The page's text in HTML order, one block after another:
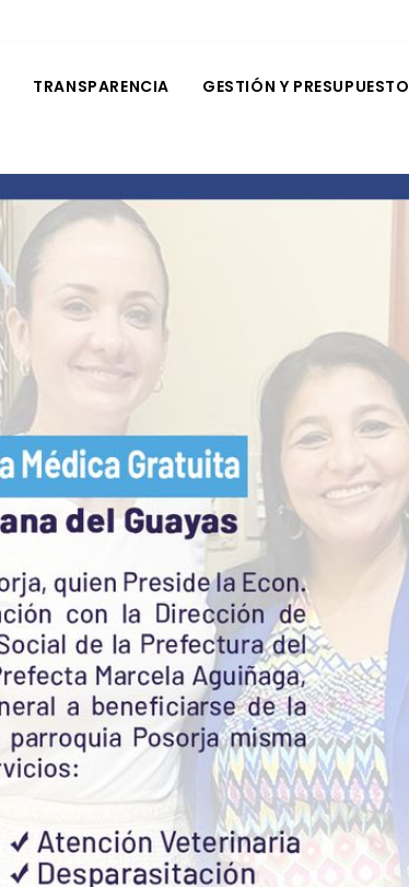
TRANSPARENCIA GESTIÓN Y PRESUPUESTO